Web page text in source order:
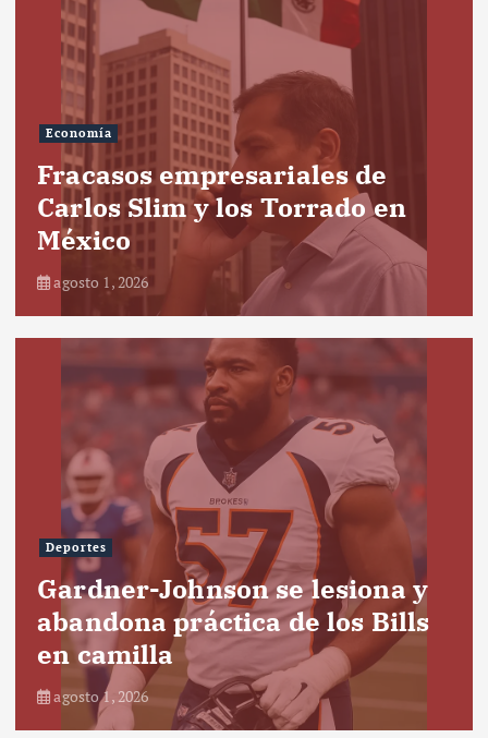
Economía
Fracasos empresariales de
Carlos Slim y los Torrado en
México
agosto 1, 2026
Deportes
Gardner-Johnson se lesiona y
abandona práctica de los Bills
en camilla
agosto 1, 2026